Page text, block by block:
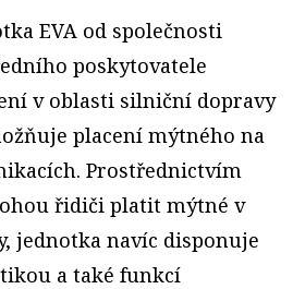
EVA od společnosti
poskytovatele
v oblasti silniční dopravy
placení mýtného na
Prostřednictvím
řidiči platit mýtné v
jednotka navíc disponuje
a také funkcí